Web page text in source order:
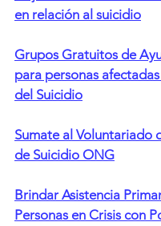
en relación al suicidio
Grupos Gratuitos de
para personas
del Suicidio
Sumate al Voluntariado
de Suicidio ONG
Brindar Asistencia
Personas en Crisis con